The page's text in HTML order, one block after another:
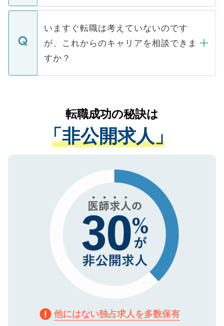
関を公にしてしまうと、応募が殺到する場
に、医療機関が求める条件に合った人材の
みを人材紹介会社に依頼するケースが増え
ています。
定を承諾する必要はありません。内定先へ
の辞退の連絡はキャリアパートナーが行い
個人情報が漏えいすることはありませんの
で、ご安心ください。当サイトからの登録
などで収集したご登録者様の個人情報は、
ご本人のキャリアアップおよび転職活動の
支援を目的に使用いたします。お預かりし
ているすべての個人データはご本人の許可
は、個人情報の取り扱いについての厳密な
管理基準を満たした事業者のみに付与され
る、プライバシーマークを取得済みです。
で、機密保持に関してもご安心ください。
いますぐ転職は考えていないのです
が、これからのキャリアを相談できま
すか？
かがいして、現在の医療機関の状況や紹介
経験をまじえながら、適切なアドバイスを
させていただきます。すぐにご転職をされ
ない方には、長期的なサポートが可能です
ので、まずはご登録ください。
転職成功の秘訣は
「非公開求人」
他にはない独占求人を多数保有